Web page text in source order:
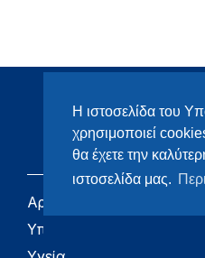
Η ιστοσελίδα του
χρησιμοποιεί
θα έχετε την
ιστοσελίδα μας.
Αρχική
Υπουργείο